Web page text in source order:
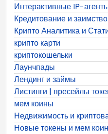
Интерактивные IP-
Кредитование и
Крипто Аналитика и
крипто карти
криптокошельки
Лаунчпады
Лендинг и займы
Листинги | пресейлы
мем коины
Недвижимость и
Новые токены и мем